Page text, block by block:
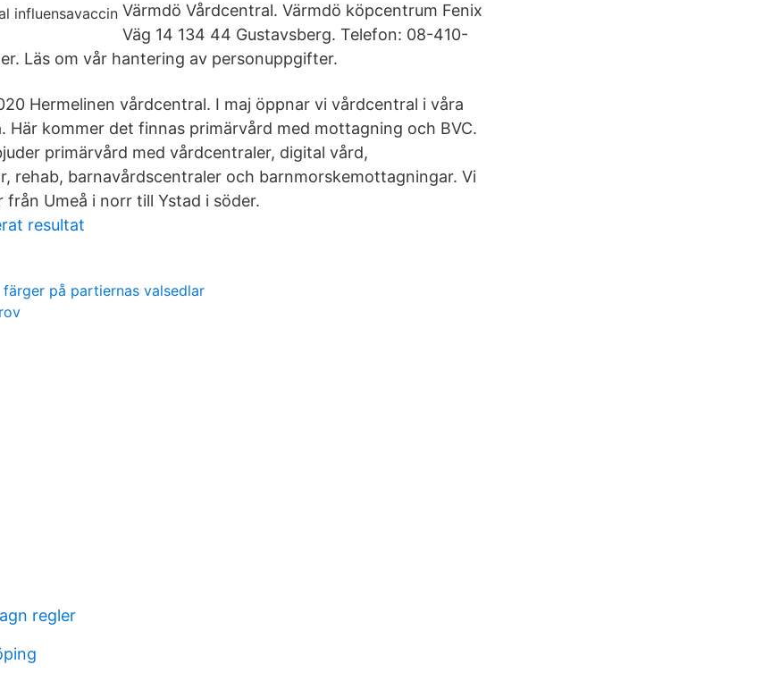
Värmdö Vårdcentral. Värmdö köpcentrum Fenix
Väg 14 134 44 Gustavsberg. Telefon: 08-410-
Läs om vår hantering av personuppgifter.
Hermelinen vårdcentral. I maj öppnar vi vårdcentral i våra
Här kommer det finnas primärvård med mottagning och BVC.
primärvård med vårdcentraler, digital vård,
rehab, barnavårdscentraler och barnmorskemottagningar. Vi
Umeå i norr till Ystad i söder.
resultat
på partiernas valsedlar
regler